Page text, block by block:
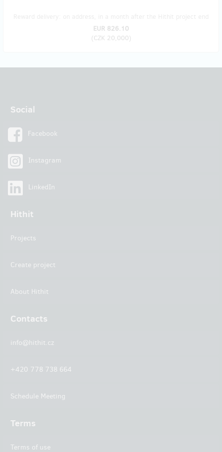
EUR 826.10
(CZK 20,000)
Social
Facebook
Instagram
LinkedIn
Hithit
Projects
Create project
About Hithit
Contacts
info@hithit.cz
+420 778 738 664
Schedule Meeting
Terms
Terms of use